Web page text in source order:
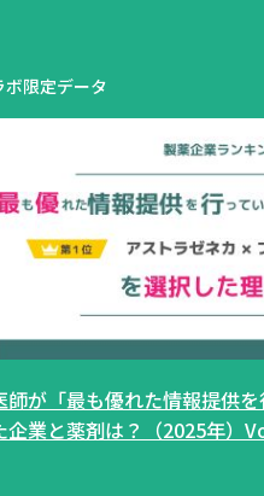
ボ限定データ
師が「最も優れた情報提供
企業と薬剤は？（2025年）